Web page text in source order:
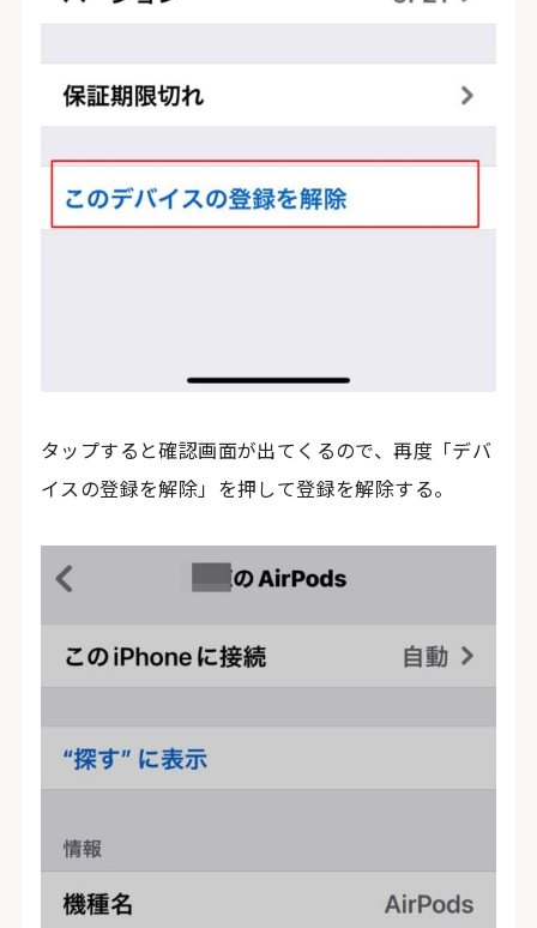
タップすると確認画面が出てくるので、再度「デバ
イスの登録を解除」を押して登録を解除する。